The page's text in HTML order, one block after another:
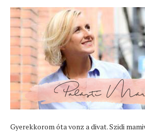
Gyerekkorom óta vonz a divat. Szidi